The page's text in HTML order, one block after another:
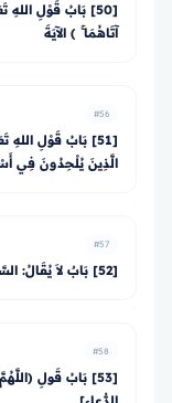
[50] بَابُ قَوْلِ
آتَاهُمَا ۚ ﴾ الآيَةَ
#56
[51] بَابُ قَوْلِ
الَّذِينَ يُلْحِدُونَ فِي
#57
[52] بَابٌ لاَ يُقَالُ: السَّلاَمُ عَلَى اللهِ (التَّحريم)
#58
[53] بَابُ قَولِ